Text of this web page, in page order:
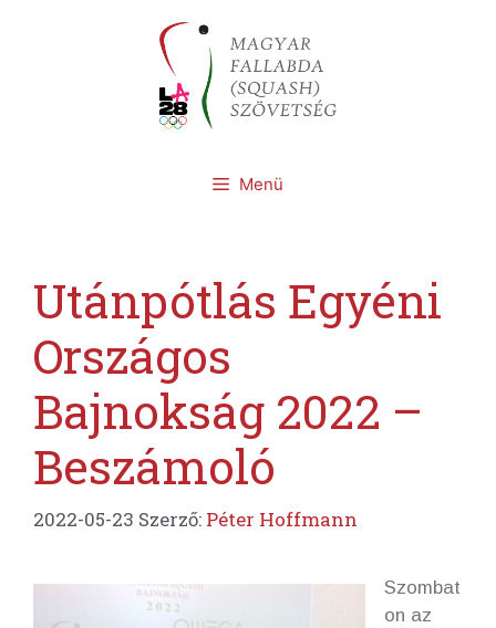
Menü
Utánpótlás Egyéni
Országos
Bajnokság 2022 –
Beszámoló
2022-05-23 Szerző: Péter Hoffmann
Szombat
on az